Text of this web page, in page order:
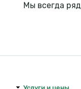
Мы всегда